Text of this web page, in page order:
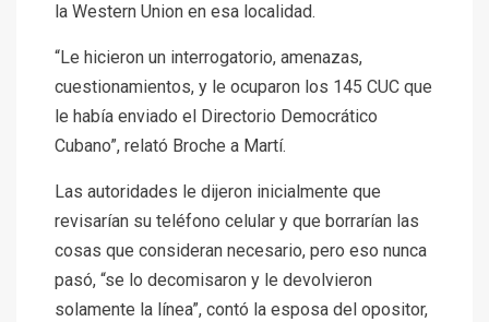
la Western Union en esa localidad.
“Le hicieron un interrogatorio, amenazas,
cuestionamientos, y le ocuparon los 145 CUC que
le había enviado el Directorio Democrático
Cubano”, relató Broche a Martí.
Las autoridades le dijeron inicialmente que
revisarían su teléfono celular y que borrarían las
cosas que consideran necesario, pero eso nunca
pasó, “se lo decomisaron y le devolvieron
solamente la línea”, contó la esposa del opositor,